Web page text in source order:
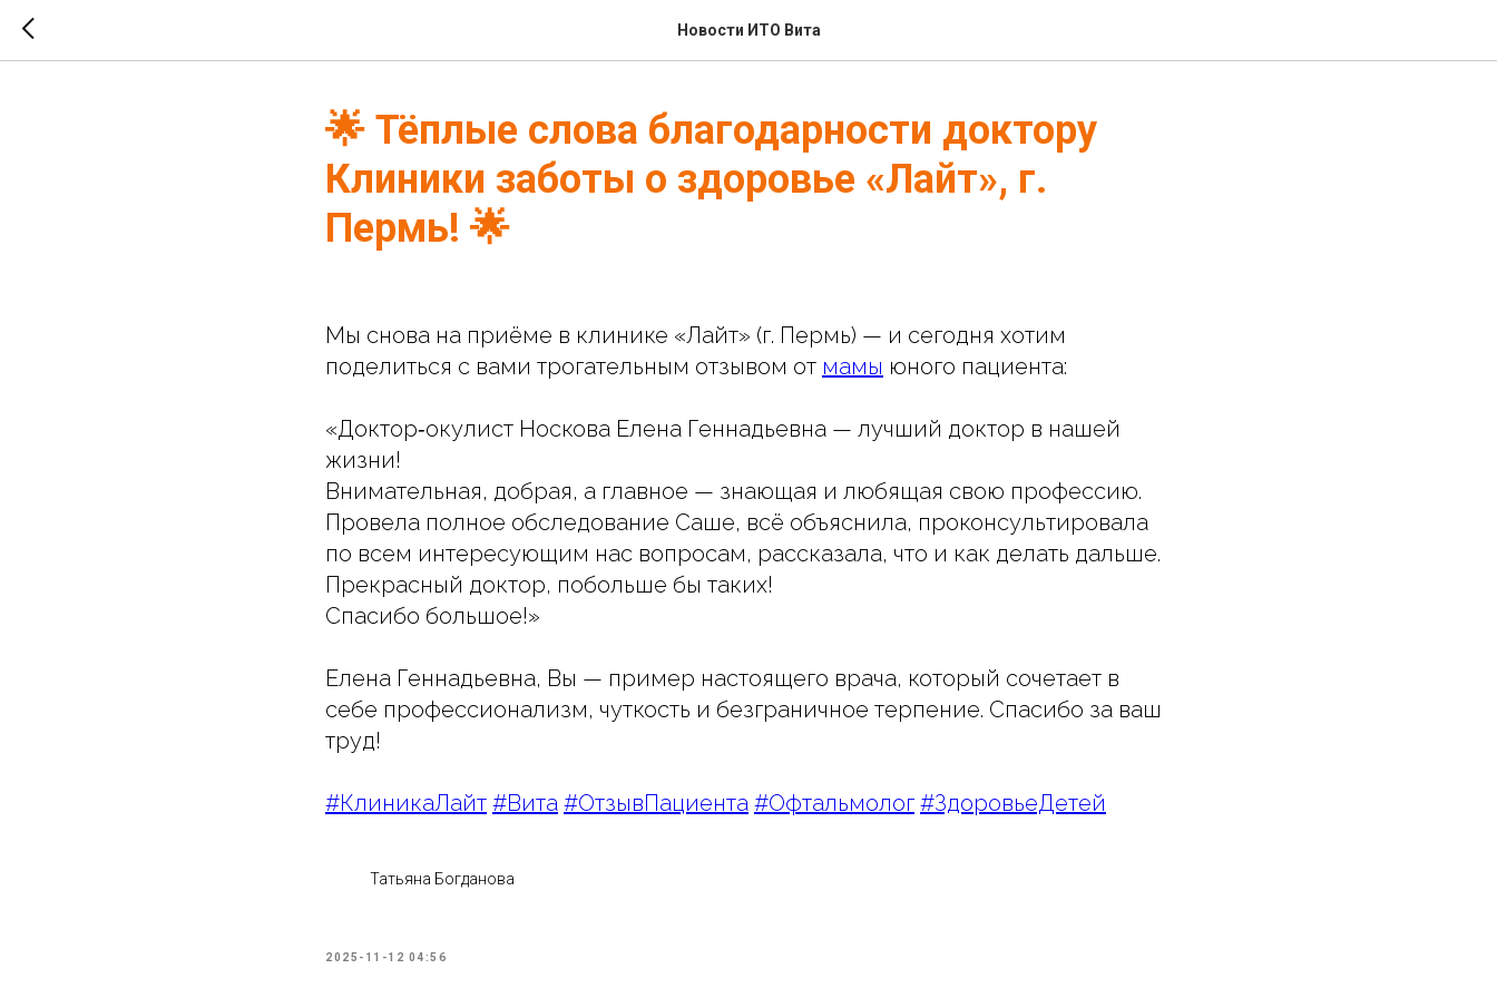
Новости ИТО Вита
🌟 Тёплые слова благодарности доктору
Клиники заботы о здоровье «Лайт», г.
Пермь! 🌟
Мы снова на приёме в клинике «Лайт» (г. Пермь) — и сегодня хотим
поделиться с вами трогательным отзывом от мамы юного пациента:
«Доктор‑окулист Носкова Елена Геннадьевна — лучший доктор в нашей
жизни!
Внимательная, добрая, а главное — знающая и любящая свою профессию.
Провела полное обследование Саше, всё объяснила, проконсультировала
по всем интересующим нас вопросам, рассказала, что и как делать дальше.
Прекрасный доктор, побольше бы таких!
Спасибо большое!»
Елена Геннадьевна, Вы — пример настоящего врача, который сочетает в
себе профессионализм, чуткость и безграничное терпение. Спасибо за ваш
труд!
#КлиникаЛайт #Вита #ОтзывПациента #Офтальмолог #ЗдоровьеДетей
Татьяна Богданова
2025-11-12 04:56